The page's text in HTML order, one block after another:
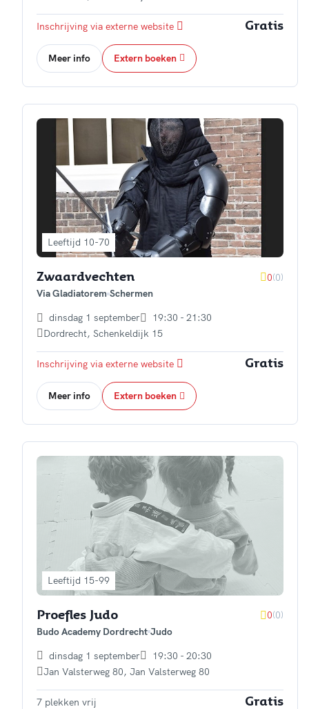
Inschrijving via externe website Gratis
Meer info Extern boeken
Leeftijd 10-70
Zwaardvechten 0(0)
Via Gladiatorem Schermen
dinsdag 1 september
19:30 - 21:30
Dordrecht, Schenkeldijk 15
Inschrijving via externe website Gratis
Meer info Extern boeken
Leeftijd 15-99
Proefles Judo 0(0)
Budo Academy Dordrecht Judo
dinsdag 1 september
19:30 - 20:30
Jan Valsterweg 80, Jan Valsterweg 80
7 plekken vrij Gratis